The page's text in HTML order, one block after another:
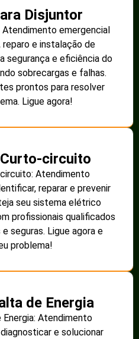
Disjuntor
emergencial
e instalação de
segurança e eficiência do
sobrecargas e falhas.
prontos para resolver
Ligue agora!
circuito
Atendimento
reparar e prevenir
seu sistema elétrico
profissionais qualificados
seguras. Ligue agora e
problema!
de Energia
Atendimento
e solucionar